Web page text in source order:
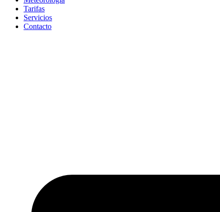
Tarifas
Servicios
Contacto